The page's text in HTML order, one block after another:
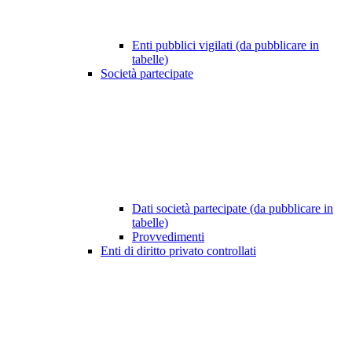
Enti pubblici vigilati (da pubblicare in
tabelle)
Società partecipate
Dati società partecipate (da pubblicare in
tabelle)
Provvedimenti
Enti di diritto privato controllati